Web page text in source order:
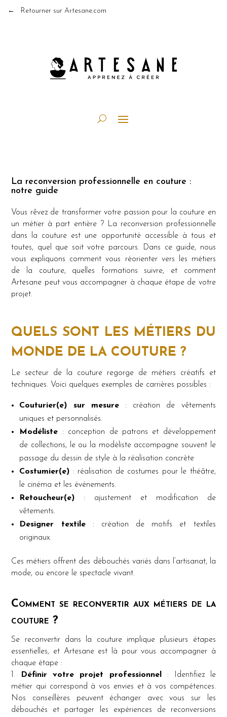
← Retourner sur Artesane.com
La reconversion professionnelle en couture :
notre guide
Vous rêvez de transformer votre passion pour la couture en
un métier à part entière ? La reconversion professionnelle
dans la couture est une opportunité accessible à tous et
toutes, quel que soit votre parcours. Dans ce guide, nous
vous expliquons comment vous réorienter vers les métiers
de la couture, quelles formations suivre, et comment
Artesane peut vous accompagner à chaque étape de votre
projet.
QUELS SONT LES MÉTIERS DU
MONDE DE LA COUTURE?
Le secteur de la couture regorge de métiers créatifs et
techniques. Voici quelques exemples de carrières possibles :
Couturier(e) sur mesure: création de vêtements
uniques et personnalisés.
Modéliste : conception de patrons et développement
de collections, le ou la modéliste accompagne souvent le
passage du dessin de style à la réalisation concrète
Costumier(e) : réalisation de costumes pour le théâtre,
le cinéma et les événements.
Retoucheur(e) : ajustement et modification de
vêtements.
Designer textile: création de motifs et textiles
originaux.
Ces métiers offrent des débouchés variés dans l’artisanat, la
mode, ou encore le spectacle vivant.
Comment se reconvertir aux métiers de la
couture ?
Se reconvertir dans la couture implique plusieurs étapes
essentielles, et Artesane est là pour vous accompagner à
chaque étape :
1. Définir votre projet professionnel: Identifiez le
métier qui correspond à vos envies et à vos compétences.
Nos conseillères peuvent échanger avec vous sur les
débouchés et partager les expériences de reconversions